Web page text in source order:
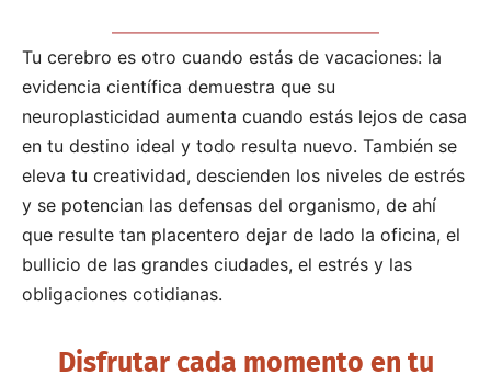
Tu cerebro es otro cuando estás de vacaciones: la
evidencia científica demuestra que su
neuroplasticidad aumenta cuando estás lejos de casa
en tu destino ideal y todo resulta nuevo. También se
eleva tu creatividad, descienden los niveles de estrés
y se potencian las defensas del organismo, de ahí
que resulte tan placentero dejar de lado la oficina, el
bullicio de las grandes ciudades, el estrés y las
obligaciones cotidianas.
Disfrutar cada momento en tu